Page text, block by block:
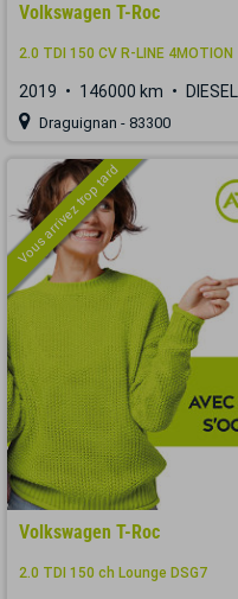
Volkswagen T-Roc
2.0 TDI 150 CV R-LINE 4MOTION
2019 146000 km DIESEL
Draguignan - 83300
Vous arrivez trop tard
Volkswagen T-Roc
2.0 TDI 150 ch Lounge DSG7